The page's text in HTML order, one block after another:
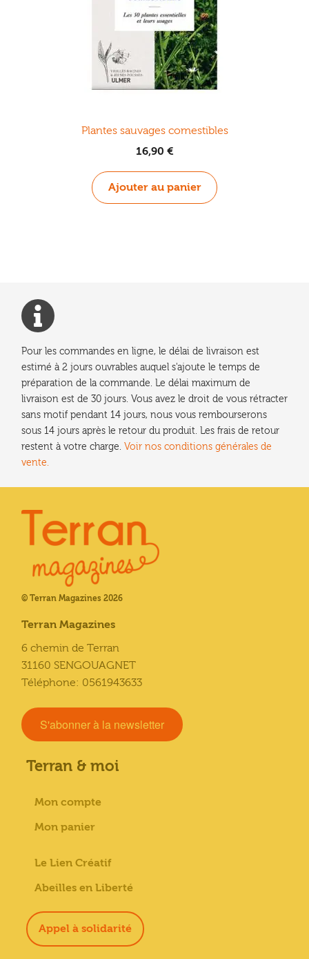
Plantes sauvages comestibles
16,90 €
Ajouter au panier
Pour les commandes en ligne, le délai de livraison est
estimé à 2 jours ouvrables auquel s'ajoute le temps de
préparation de la commande. Le délai maximum de
livraison est de 30 jours. Vous avez le droit de vous rétracter
sans motif pendant 14 jours, nous vous rembourserons
sous 14 jours après le retour du produit. Les frais de retour
restent à votre charge. Voir nos conditions générales de
vente.
© Terran Magazines 2026
Terran Magazines
6 chemin de Terran
31160 SENGOUAGNET
Téléphone: 0561943633
S'abonner à la newsletter
Terran & moi
Mon compte
Mon panier
Le Lien Créatif
Abeilles en Liberté
Appel à solidarité